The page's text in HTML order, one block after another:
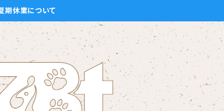
期休業について